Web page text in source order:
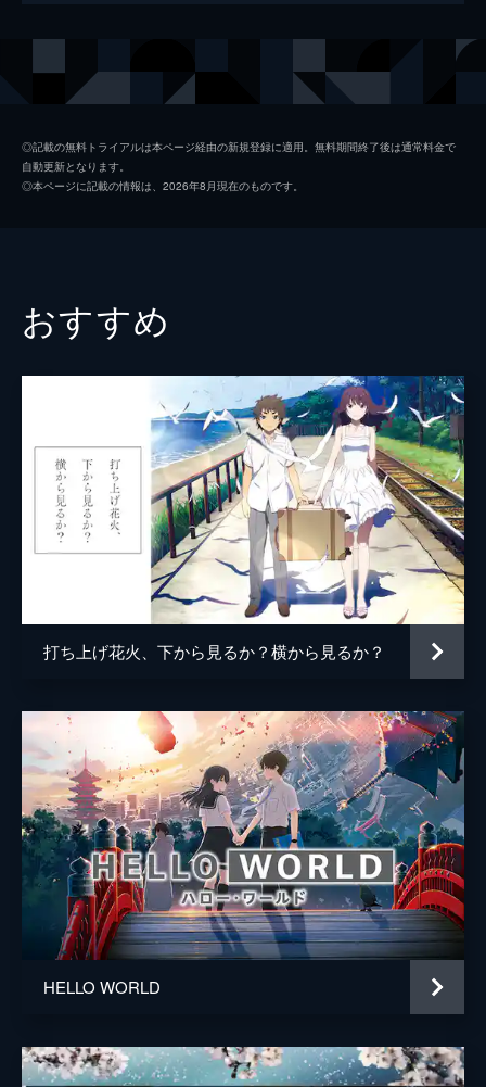
九太（少年期） 宮崎あおい
九太の母 麻生久美子
一郎彦（少年期） 黒木華
チコ 諸星すみれ
二郎丸（少年期） 大野百花
宗師 津川雅彦
リリー・フランキー
多々良 大泉洋
監督
脚本 細田守
原作 細田守
音楽 高木正勝
アニメーション制作 スタジオ地図
製作 中山良夫
齋藤佑佳
井上伸一郎
中村理一郎
◎記載の無料トライアルは本ページ経由の新規登録に適用。無料期間終了後は通常料金で
自動更新となります。
◎本ページに記載の情報は、2026年8月現在のものです。
おすすめ
打ち上げ花火、下から見るか？横から見るか？
HELLO WORLD